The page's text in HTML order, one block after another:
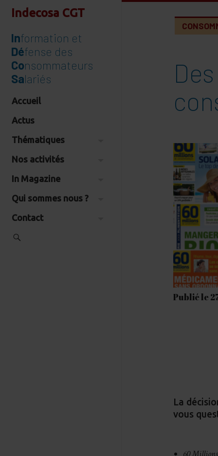
Indecosa CGT
Information et
Défense des
Consommateurs
Salariés
Accueil
Actus
Thématiques
Nos activités
In Magazine
Qui sommes nous ?
Contact
Publié le
La
vous